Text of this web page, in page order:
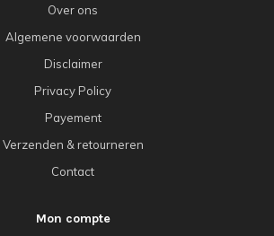
Over ons
Algemene voorwaarden
Disclaimer
Privacy Policy
Payement
Verzenden & retourneren
Contact
Mon compte